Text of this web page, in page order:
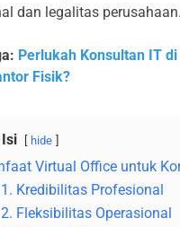
dan legalitas perusahaan.
Perlukah Konsultan IT
Fisik?
hide
Virtual Office untuk
1. Kredibilitas Profesional
2. Fleksibilitas Operasional